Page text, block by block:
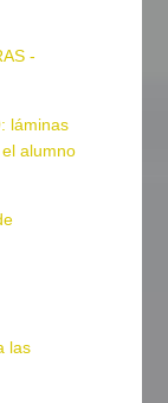
-
láminas
alumno
las